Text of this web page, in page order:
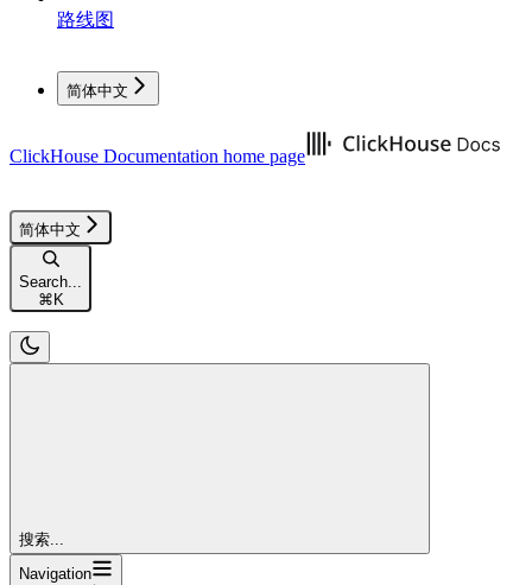
路线图
简体中文
ClickHouse Documentation home page
简体中文
Search...
⌘ K
搜索...
Navigation